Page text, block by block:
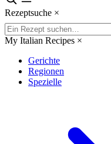
Rezeptsuche ×
My Italian Recipes ×
Gerichte
Regionen
Spezielle